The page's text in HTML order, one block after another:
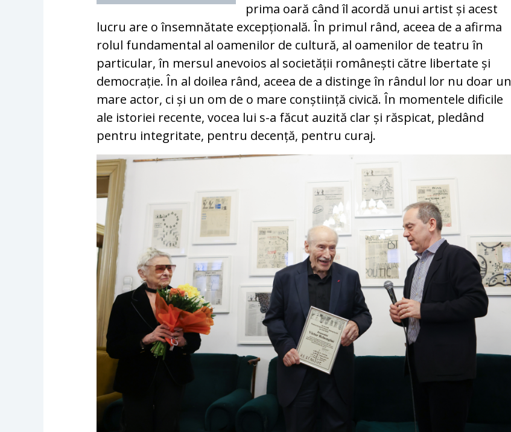
prima oară când îl acordă unui artist și acest
lucru are o însemnătate excepțională. În primul rând, aceea de a afirma
rolul fundamental al oamenilor de cultură, al oamenilor de teatru în
particular, în mersul anevoios al societății românești către libertate și
democrație. În al doilea rând, aceea de a distinge în rândul lor nu doar un
mare actor, ci și un om de o mare conștiință civică. În momentele dificile
ale istoriei recente, vocea lui s-a făcut auzită clar și răspicat, pledând
pentru integritate, pentru decență, pentru curaj.